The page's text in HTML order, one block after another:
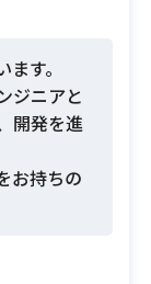
す。
ジニアと
開発を進
お持ちの